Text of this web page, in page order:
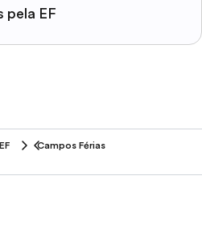
pela EF
Campos Férias